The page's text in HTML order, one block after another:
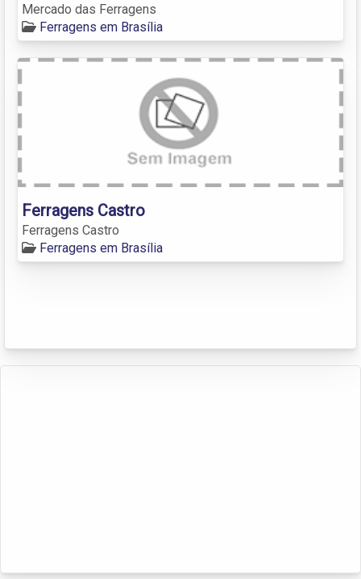
Mercado das Ferragens
Ferragens em Brasília
Ferragens Castro
Ferragens Castro
Ferragens em Brasília